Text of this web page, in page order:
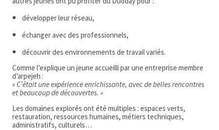
développer leur réseau,
échanger avec des professionnels,
découvrir des environnements de travail variés.
Comme l’explique un jeune accueilli par une entreprise membre
d’arpejeh :
« C’était une expérience enrichissante, avec de belles rencontres
et beaucoup de découvertes. »
Les domaines explorés ont été multiples : espaces verts,
restauration, ressources humaines, métiers techniques,
administratifs, culturels…